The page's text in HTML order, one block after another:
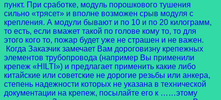
пункт. При сработке, модуль порошкового тушения
сильно «трясет» и вполне возможен срыв модуля с
крепления. А модули бывают и по 10 и по 20 килограмм,
то есть, если вмажет такой по голове кому то, то для
этого кого то, пожар будет уже не страшен и не важен.
Когда Заказчик замечает Вам дороговизну крепежных
элементов трубопровода (например Вы применили
крепеж «HILTI») и предлагает применить какие либо
китайские или советские не дорогие резьбы или анкера,
степень надежности которых не указана в технической
документации на крепеж, посылайте его к ……этому